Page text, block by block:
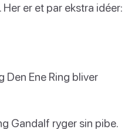
er et par ekstra idéer:
Den Ene Ring bliver
Gandalf ryger sin pibe.